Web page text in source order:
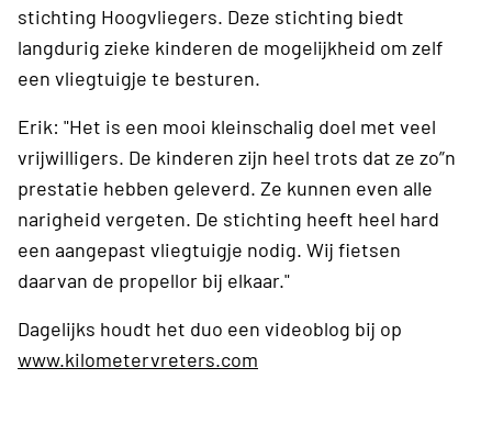
stichting Hoogvliegers. Deze stichting biedt
langdurig zieke kinderen de mogelijkheid om zelf
een vliegtuigje te besturen.
Erik: "Het is een mooi kleinschalig doel met veel
vrijwilligers. De kinderen zijn heel trots dat ze zo”n
prestatie hebben geleverd. Ze kunnen even alle
narigheid vergeten. De stichting heeft heel hard
een aangepast vliegtuigje nodig. Wij fietsen
daarvan de propellor bij elkaar."
Dagelijks houdt het duo een videoblog bij op
www.kilometervreters.com